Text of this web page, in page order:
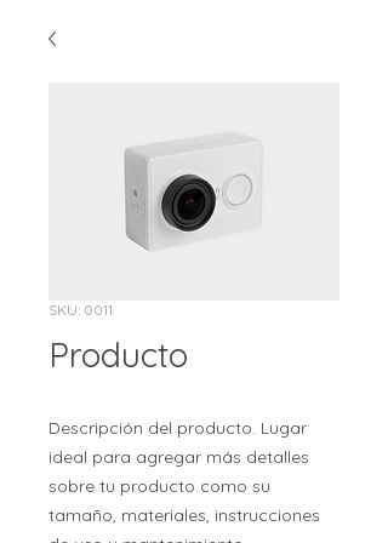
SKU: 0011
Producto
Descripción del producto. Lugar
ideal para agregar más detalles
sobre tu producto como su
tamaño, materiales, instrucciones